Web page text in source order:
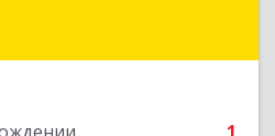
край, Новоалтайск г,